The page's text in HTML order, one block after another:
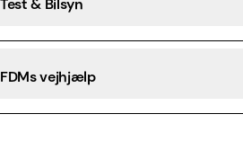
Test & Bilsyn
FDMs vejhjælp